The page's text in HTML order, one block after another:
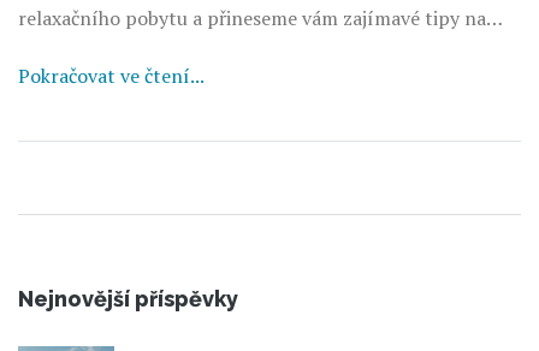
relaxačního pobytu a přineseme vám zajímavé tipy na
článek nabídne nejen praktické informace, ale i
Pokračovat ve čtení...
Nejnovější příspěvky